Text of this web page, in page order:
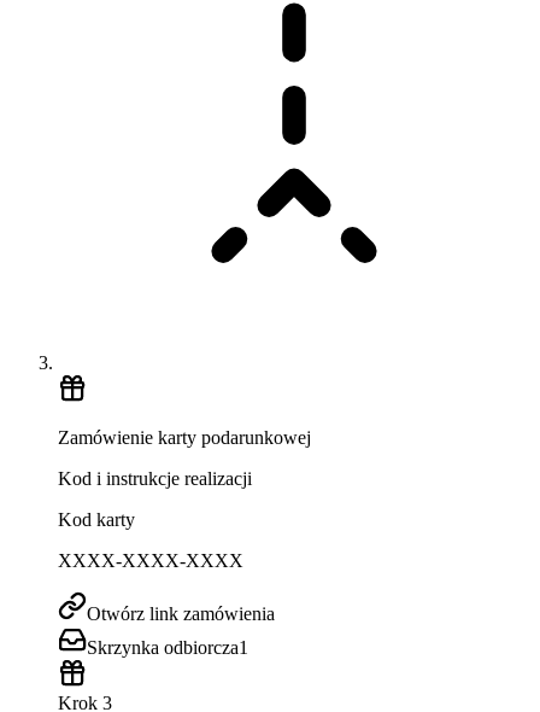
Zamówienie karty podarunkowej
Kod i instrukcje realizacji
Kod karty
XXXX-XXXX-XXXX
Otwórz link zamówienia
Skrzynka odbiorcza1
Krok 3